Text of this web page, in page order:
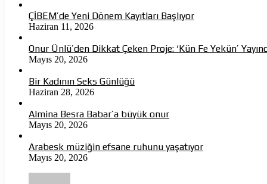
ÇİBEM’de Yeni Dönem Kayıtları Başlıyor
Haziran 11, 2026
Onur Ünlü’den Dikkat Çeken Proje: ‘Kün Fe Yekün’
Mayıs 20, 2026
Bir Kadının Seks Günlüğü
Haziran 28, 2026
Almina Besra Babar’a büyük onur
Mayıs 20, 2026
Arabesk müziğin efsane ruhunu yaşatıyor
Mayıs 20, 2026